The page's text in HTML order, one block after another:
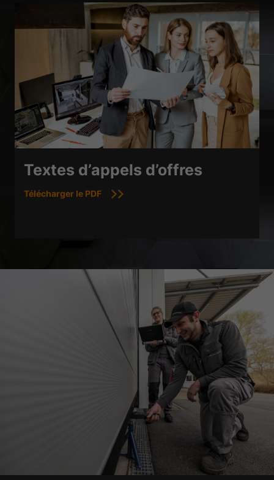
Textes d’appels d’offres
Télécharger le PDF